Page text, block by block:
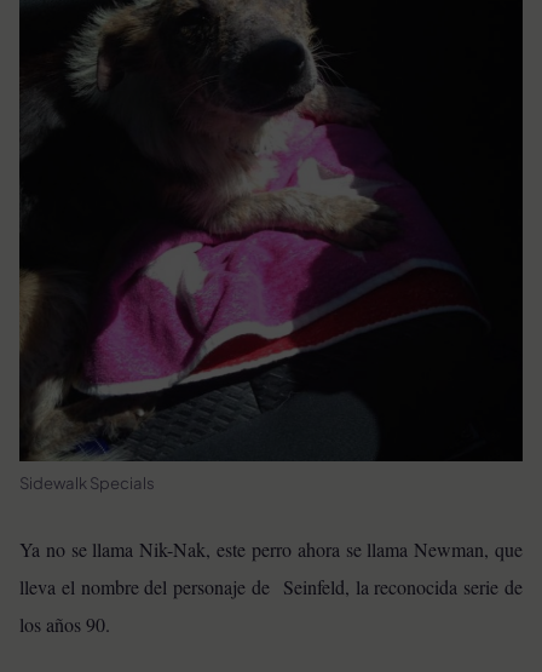
Sidewalk Specials
Ya no se llama Nik-Nak, este perro ahora se llama Newman, que
lleva el nombre del personaje de Seinfeld, la reconocida serie de
los años 90.